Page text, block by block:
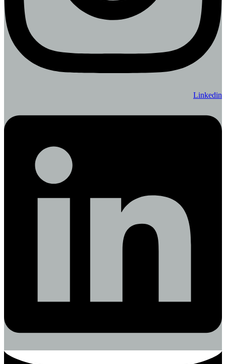
Linkedin